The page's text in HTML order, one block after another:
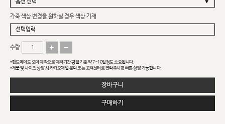
가죽 색상 변경을 원하실 경우 색상 기재
수량
*핸드메이드 오더 제작으로 제작기간 평일 기준 약 7~10일정도 소요됩니다.
*제품 및 사이즈 상담 시 카카오채널 문의 또는 고객센터로 연락주시면 빠른 상담 가능합니다.
장바구니
구매하기